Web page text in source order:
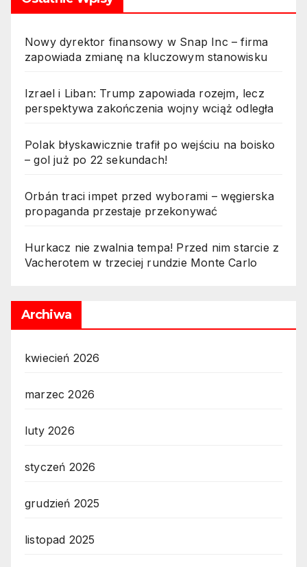
Nowy dyrektor finansowy w Snap Inc – firma
zapowiada zmianę na kluczowym stanowisku
Izrael i Liban: Trump zapowiada rozejm, lecz
perspektywa zakończenia wojny wciąż odległa
Polak błyskawicznie trafił po wejściu na boisko
– gol już po 22 sekundach!
Orbán traci impet przed wyborami – węgierska
propaganda przestaje przekonywać
Hurkacz nie zwalnia tempa! Przed nim starcie z
Vacherotem w trzeciej rundzie Monte Carlo
Archiwa
kwiecień 2026
marzec 2026
luty 2026
styczeń 2026
grudzień 2025
listopad 2025